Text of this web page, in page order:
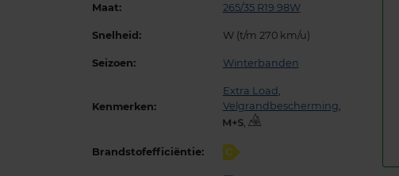
Maat: 265/35 R19 98W
Snelheid: W (t/m 270 km/u)
Seizoen: Winterbanden
Kenmerken:
Extra Load ,
Velgrandbescherming,
,
Brandstofefficiëntie: C